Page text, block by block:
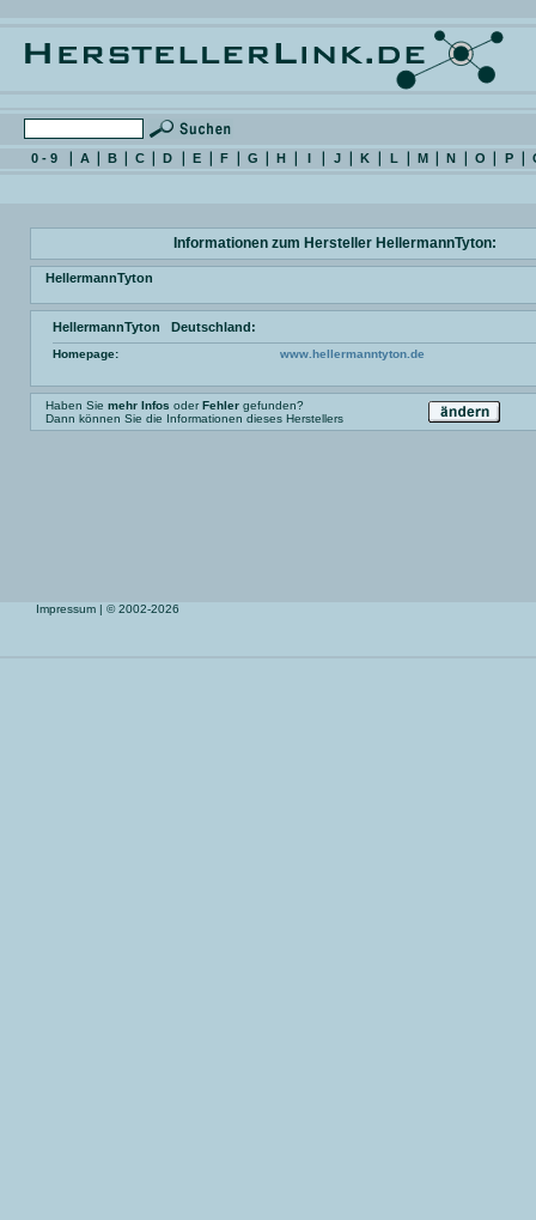
0 - 9 A B C D E F G H I J K L M N O P
Informationen zum Hersteller HellermannTyton:
HellermannTyton
HellermannTyton Deutschland:
Homepage: www.hellermanntyton.de
Haben Sie mehr Infos oderFehler gefunden?
Dann können Sie die Informationen dieses Herstellers
Impressum | © 2002-2026